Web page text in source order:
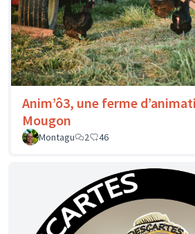
Anim’ô3, une ferme
Mougon
Montagu
2 46